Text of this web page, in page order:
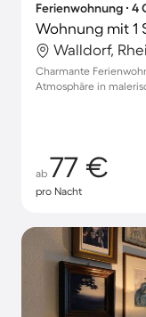
Ferienwohnung ∙ 4
Wohnung mit 1
Walldorf,
Charmante
Atmosphäre in
ab 77 €
pro Nacht